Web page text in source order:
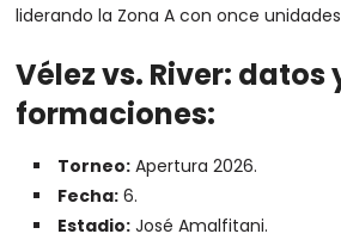
liderando la Zona A con once
Vélez vs. River: datos
formaciones:
Torneo: Apertura 2026.
Fecha: 6.
Estadio: José Amalfitani.